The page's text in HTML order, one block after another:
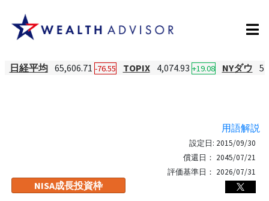
日経平均 65,606.71 -76.55 TOPIX 4,074.93 +19.08 NYダウ
用語解説
NISA成長投資枠
設定日: 2015/09/30
償還日： 2045/07/21
評価基準日： 2026/07/31